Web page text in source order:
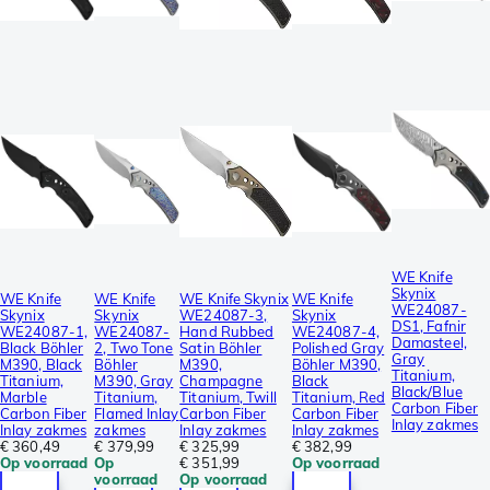
WE Knife
Skynix
WE24087-1,
Black Böhler
M390, Black
Titanium,
Marble
Carbon Fiber
Inlay zakmes
€ 360,49
Op voorraad
WE Knife
Skynix
WE24087-
2, Two Tone
Böhler
M390, Gray
Titanium,
Flamed Inlay
zakmes
€ 379,99
Op
voorraad
WE Knife Skynix
WE24087-3,
Hand Rubbed
Satin Böhler
M390,
Champagne
Titanium, Twill
Carbon Fiber
Inlay zakmes
€ 325,99
€ 351,99
Op voorraad
WE Knife
Skynix
WE24087-4,
Polished Gray
Böhler M390,
Black
Titanium, Red
Carbon Fiber
Inlay zakmes
€ 382,99
Op voorraad
WE Knife
Skynix
WE24087-
DS1, Fafnir
Damasteel,
Gray
Titanium,
Black/Blue
Carbon Fiber
Inlay zakmes